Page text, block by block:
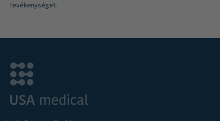
tevékenységet.